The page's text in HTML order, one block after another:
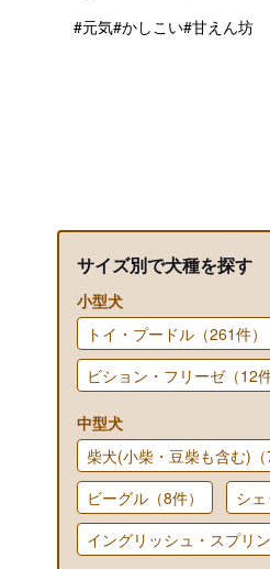
#元気#かしこい#甘えん坊
サイズ別で犬種を探す
小型犬
トイ・プードル（261件）
ビション・フリーゼ（12件
中型犬
柴犬(小柴・豆柴も含む)（
ビーグル（8件）
シ
イングリッシュ・スプリ